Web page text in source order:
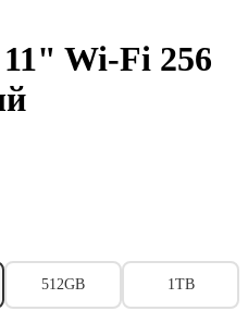
Wi-Fi 256
512GB 1TB